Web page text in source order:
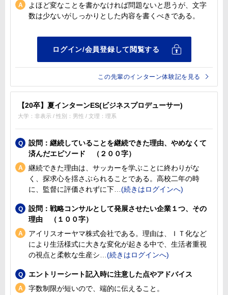
よほど変なことを書かなければ問題ないと思うが、文字
数は少ないがしっかりとした内容を書くべきである。
この先輩のインターン体験記を見る
【20卒】夏インターンES(ビジネスプロデューサー)
大学：非表示 / 性別：男性 / 文理：理系
設問：継続していることを継続できた理由、やめなくて
済んだエピソード （２００字）
継続できた理由は、サッカーを学ぶことに終わりがな
く、探求心を揺さぶられることである。高校二年の時
に、監督に評価されずに下
設問：戦略コンサルとして発展させたい企業１つ、その
理由 （１００字）
アイリスオーヤマ株式会社である。理由は、ＩＴ化など
により生活様式に大きな変化が起きる中で、生活者重視
の視点と柔軟な生産シ
エントリーシート記入時に注意した点やアドバイス
字数制限が短いので、端的に伝えること。